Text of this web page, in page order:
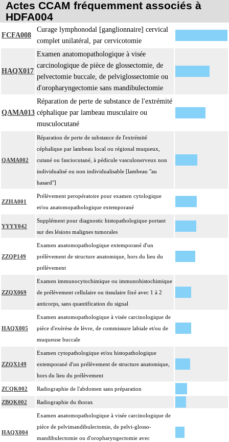
Actes CCAM fréquemment associés à
HDFA004
FCFA008
Curage lymphonodal [ganglionnaire] cervical
complet unilatéral, par cervicotomie
HAQX017
Examen anatomopathologique à visée
carcinologique de pièce de glossectomie, de
pelvectomie buccale, de pelviglossectomie ou
d'oropharyngectomie sans mandibulectomie
QAMA013
Réparation de perte de substance de l'extrémité
céphalique par lambeau musculaire ou
musculocutané
QAMA002
Réparation de perte de substance de l'extrémité
céphalique par lambeau local ou régional muqueux,
cutané ou fasciocutané, à pédicule vasculonerveux non
individualisé ou non individualisable [lambeau "au
hasard"]
ZZHA001
Prélèvement peropératoire pour examen cytologique
et/ou anatomopathologique extemporané
YYYY042
Supplément pour diagnostic histopathologique portant
sur des lésions malignes tumorales
ZZQP149
Examen anatomopathologique extemporané d'un
prélèvement de structure anatomique, hors du lieu du
prélèvement
ZZQX069
Examen immunocytochimique ou immunohistochimique
de prélèvement cellulaire ou tissulaire fixé avec 1 à 2
anticorps, sans quantification du signal
HAQX005
Examen anatomopathologique à visée carcinologique de
pièce d'exérèse de lèvre, de commissure labiale et/ou de
muqueuse buccale
ZZQX149
Examen cytopathologique et/ou histopathologique
extemporané d'un prélèvement de structure anatomique,
hors du lieu du prélèvement
ZCQK002 Radiographie de l'abdomen sans préparation
ZBQK002 Radiographie du thorax
HAQX004
Examen anatomopathologique à visée carcinologique de
pièce de pelvimandibulectomie, de pelvi-glosso-
mandibulectomie ou d'oropharyngectomie avec